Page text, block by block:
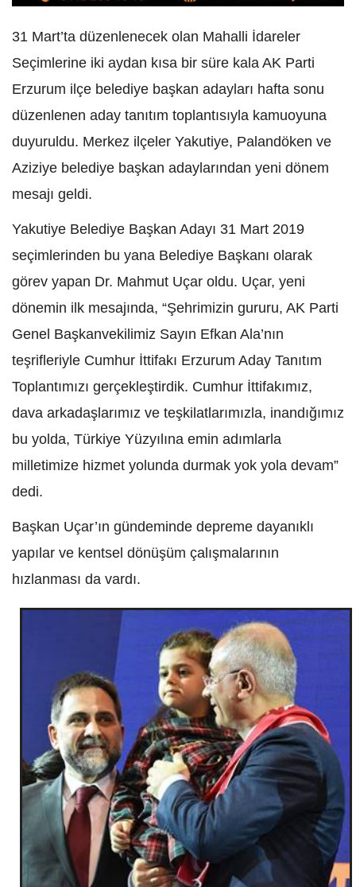
31 Mart’ta düzenlenecek olan Mahalli İdareler
Seçimlerine iki aydan kısa bir süre kala AK Parti
Erzurum ilçe belediye başkan adayları hafta sonu
düzenlenen aday tanıtım toplantısıyla kamuoyuna
duyuruldu. Merkez ilçeler Yakutiye, Palandöken ve
Aziziye belediye başkan adaylarından yeni dönem
mesajı geldi.
Yakutiye Belediye Başkan Adayı 31 Mart 2019
seçimlerinden bu yana Belediye Başkanı olarak
görev yapan Dr. Mahmut Uçar oldu. Uçar, yeni
dönemin ilk mesajında, “Şehrimizin gururu, AK Parti
Genel Başkanvekilimiz Sayın Efkan Ala’nın
teşrifleriyle Cumhur İttifakı Erzurum Aday Tanıtım
Toplantımızı gerçekleştirdik. Cumhur İttifakımız,
dava arkadaşlarımız ve teşkilatlarımızla, inandığımız
bu yolda, Türkiye Yüzyılına emin adımlarla
milletimize hizmet yolunda durmak yok yola devam”
dedi.
Başkan Uçar’ın gündeminde depreme dayanıklı
yapılar ve kentsel dönüşüm çalışmalarının
hızlanması da vardı.